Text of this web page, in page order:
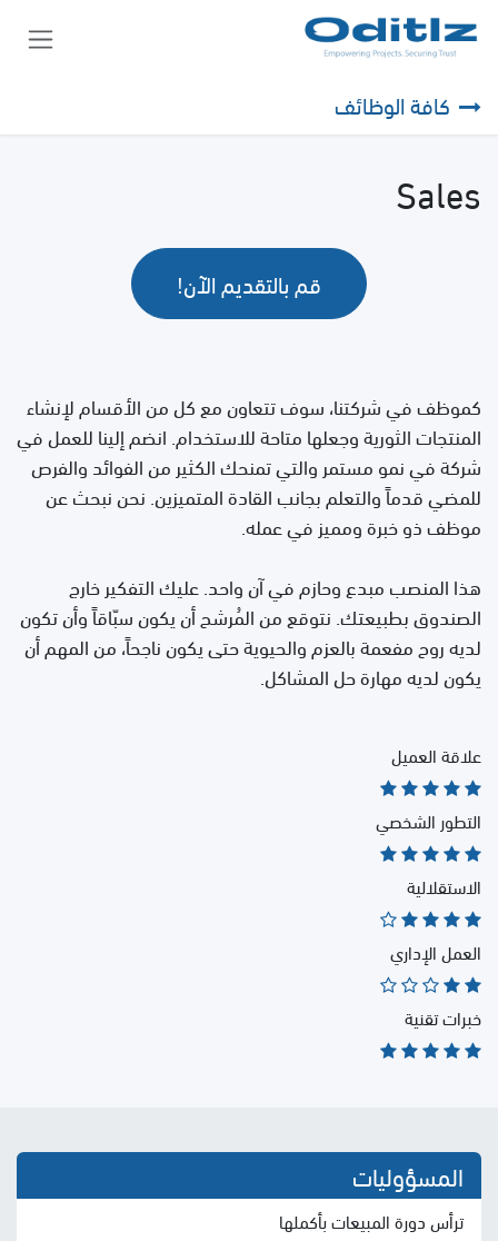
تخطي للذهاب إلى المحتوى
كافة الوظائف
Sales
قم بالتقديم الآن!
كموظف في شركتنا، سوفتتعاون مع كل من الأقسام لإنشاء
المنتجات الثورية وجعلها متاحة للاستخدام.انضم إلينا للعمل في
شركة في نمو مستمر والتي تمنحك الكثير من الفوائد والفرص
للمضي قدماً والتعلم بجانب القادة المتميزين. نحن نبحث عن
موظف ذو خبرة ومميز في عمله.
هذا المنصبمبدع وحازمفي آن واحد. عليك التفكير خارج
الصندوق بطبيعتك. نتوقع من المُرشح أن يكون سبّاقاً وأن تكون
لديه روح مفعمة بالعزم والحيوية حتى يكون ناجحاً، من المهم أن
يكون لديه مهارة حل المشاكل.
علاقة العميل
التطور الشخصي
الاستقلالية
العمل الإداري
خبرات تقنية
المسؤوليات
ترأس دورة المبيعات بأكملها